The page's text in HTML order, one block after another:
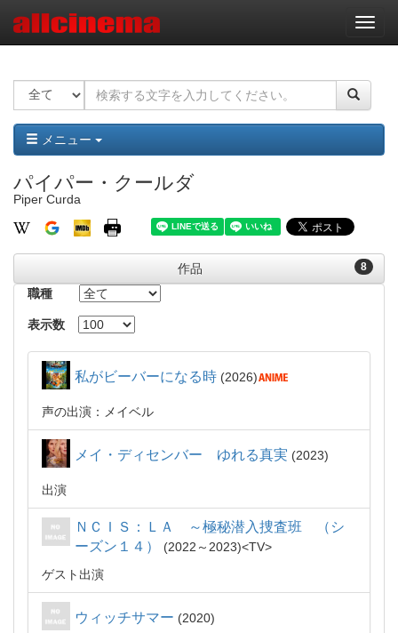
ナ
ビ
ー
ョ
ン
メニュー
パイパー・クールダ
Piper Curda
8
作品
職種
表示数
私がビーバーになる時 2026
声の出演：メイベル
メイ・ディセンバー ゆれる真実 2023
出演
ＮＣＩＳ：ＬＡ ～極秘潜入捜査班 （シ
ーズン１４）
2022～2023
TV
ゲスト出演
ウィッチサマー 2020